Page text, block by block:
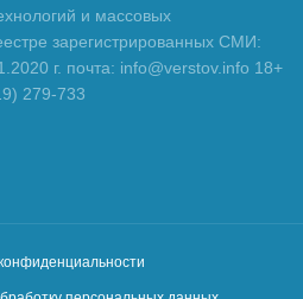
и массовых
зарегистрированных СМИ:
г. почта: info@verstov.info 18+
279-733